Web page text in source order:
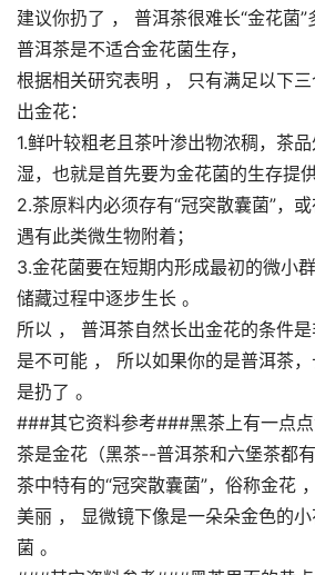
建议你扔了 ， 普洱茶很难长“金花菌”
普洱茶是不适合金花菌生存，
根据相关研究表明 ， 只有满足以下
出金花：
1.鲜叶较粗老且茶叶渗出物浓稠，茶
湿，也就是首先要为金花菌的生存提
2.茶原料内必须存有“冠突散囊菌”，
遇有此类微生物附着；
3.金花菌要在短期内形成最初的微小
储藏过程中逐步生长 。
所以 ， 普洱茶自然长出金花的条件
是不可能 ， 所以如果你的是普洱茶
是扔了 。
###其它资料参考###黑茶上有一点
茶是金花（黑茶--普洱茶和六堡茶都有
茶中特有的“冠突散囊菌”，俗称金花
美丽 ， 显微镜下像是一朵朵金色的
菌 。